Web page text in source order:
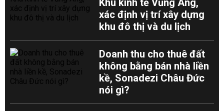
Khu kinh tế Vũng Áng,
xác định vị trí xây dựng
khu đô thị và du lịch
Doanh thu cho thuê đất
không bằng bán nhà liền
kề, Sonadezi Châu Đức
nói gì?